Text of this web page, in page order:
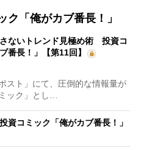
ク「俺がカブ番長！」
さないトレンド見極め術 投資コ
番長！」【第11回】
スト」にて、圧倒的な情報量が
ック」とし…
コミック「俺がカブ番長！」